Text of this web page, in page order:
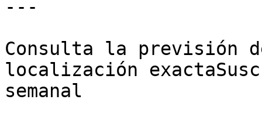
---
Consulta la previsión
localización
semanal